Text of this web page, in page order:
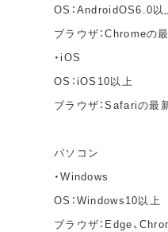
OS：AndroidOS6.0以
ブラウザ：Chromeの
・iOS
OS：iOS10以上
ブラウザ：Safariの最
パソコン
・Windows
OS：Windows10以上
ブラウザ：Edge、